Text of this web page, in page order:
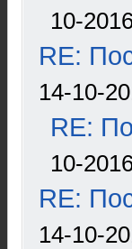
10-
RE:
14-10-
RE:
10-
RE:
14-10-